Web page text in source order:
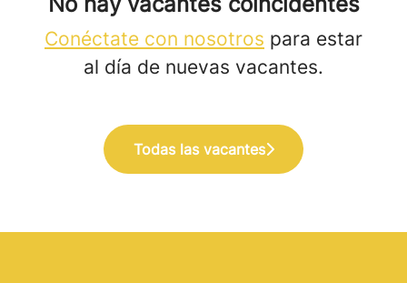
Conéctate con nosotros para estar
al día de nuevas vacantes.
Todas las vacantes